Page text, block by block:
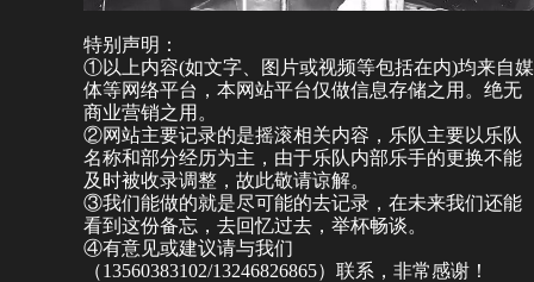
特别声明：
①以上内容(如文字、图片或视频等包括在内)均来自媒
体等网络平台，本网站平台仅做信息存储之用。绝无
商业营销之用。
②网站主要记录的是摇滚相关内容，乐队主要以乐队
名称和部分经历为主，由于乐队内部乐手的更换不能
及时被收录调整，故此敬请谅解。
③我们能做的就是尽可能的去记录，在未来我们还能
看到这份备忘，去回忆过去，举杯畅谈。
④有意见或建议请与我们
（13560383102/13246826865）联系，非常感谢！